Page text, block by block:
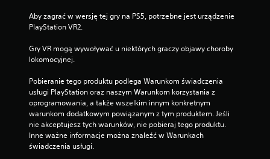
Aby zagrać w wersję tej gry na PS5, potrzebne jest urządzenie
PlayStation VR2.
Gry VR mogą wywoływać u niektórych graczy objawy choroby
lokomocyjnej.
Pobieranie tego produktu podlega Warunkom świadczenia
usługi PlayStation oraz naszym Warunkom korzystania z
oprogramowania, a także wszelkim innym konkretnym
warunkom dodatkowym powiązanym z tym produktem. Jeśli
nie akceptujesz tych warunków, nie pobieraj tego produktu.
Inne ważne informacje można znaleźć w Warunkach
świadczenia usługi.